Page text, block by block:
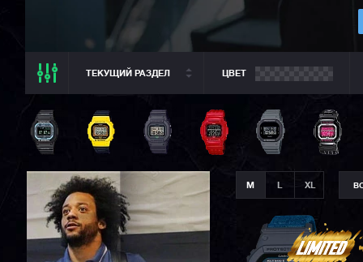
ТЕКУЩИЙ РАЗДЕЛ
ВСЕ CASIO
CASIO G-SHOCK
CASIO BABY-G
CASIO PRO TREK
CASIO EDIFICE
CITIZEN
ЦВЕТ
M XL